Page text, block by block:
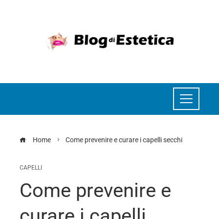
Home Come prevenire e curare i capelli secchi
CAPELLI
Come prevenire e